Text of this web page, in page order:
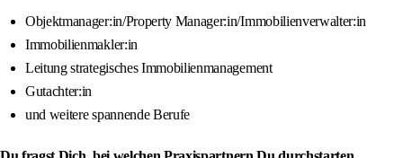
Objektmanager:in/Property Manager:in/Immobilienverwalter:in
Immobilienmakler:in
Leitung strategisches Immobilienmanagement
Gutachter:in
und weitere spannende Berufe